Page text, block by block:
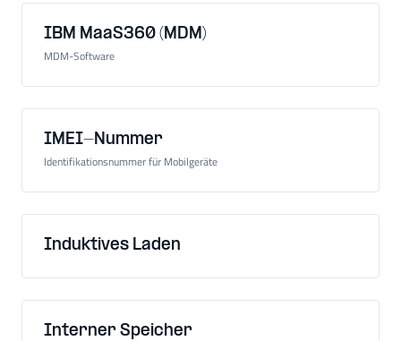
IBM MaaS360 (MDM)
MDM-Software
IMEI-Nummer
Identifikationsnummer für Mobilgeräte
Induktives Laden
Interner Speicher